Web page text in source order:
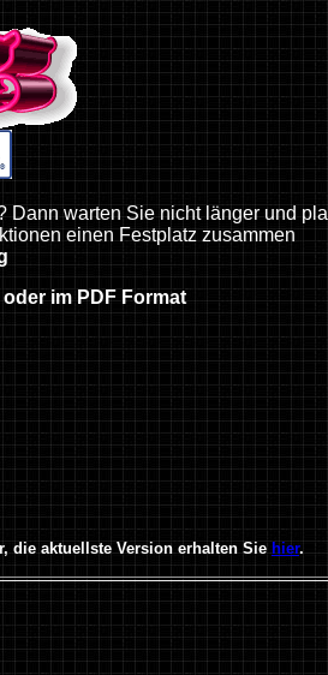
warten Sie nicht länger und
einen Festplatz zusammen
im PDF Format
die aktuellste Version erhalten Siehier.